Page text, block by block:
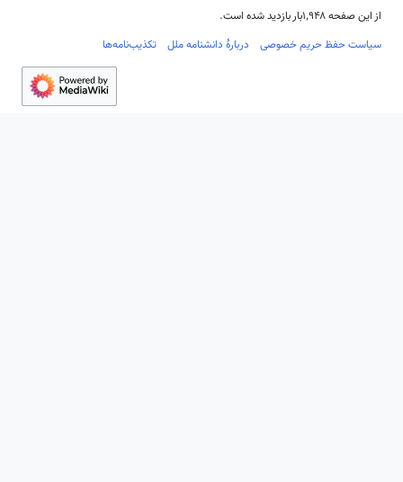
از این صفحه ۱٬۹۴۸بار بازدید شده است.
سیاست حفظ حریم خصوصی
دربارهٔ دانشنامه ملل تکذیب‌نامه‌ها